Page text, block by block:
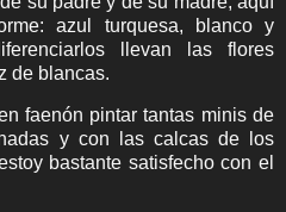
azul turquesa, blanco y
llevan las flores
de blancas.
faenón pintar tantas minis de
y con las calcas de los
bastante satisfecho con el